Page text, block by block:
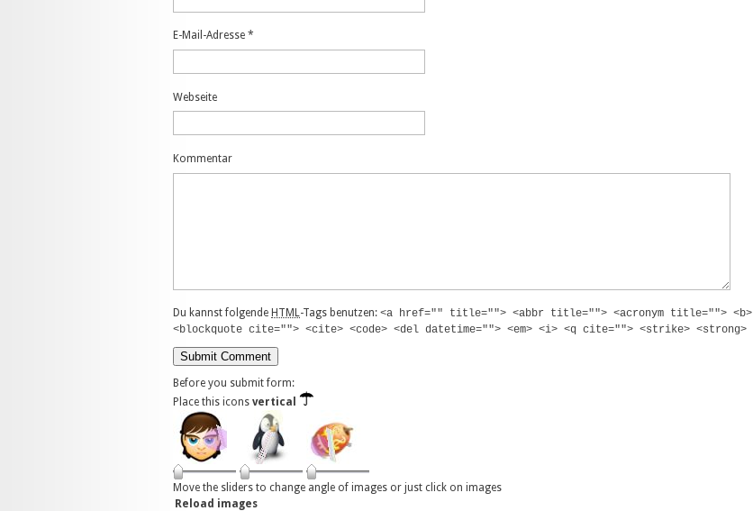
E-Mail-Adresse *
Webseite
Kommentar
Du kannst folgende HTML-Tags benutzen: <a href="" title=""> <abbr title=""> <acronym title=""> <b>
<blockquote cite=""> <cite> <code> <del datetime=""> <em> <i> <q cite=""> <strike> <strong>
Before you submit form:
Place this icons vertical
Move the sliders to change angle of images or just click on images
Reload images